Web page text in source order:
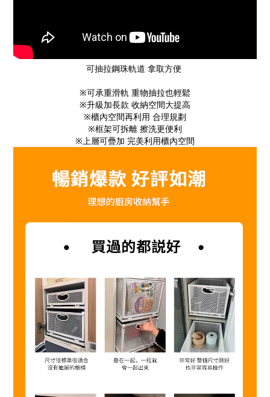
可抽拉鋼珠軌道 拿取方便
※可承重滑軌 重物抽拉也輕鬆
※升級加長款 收納空間大提高
※櫃內空間再利用 合理規劃
※框架可拆離 擦洗更便利
※上層可疊加 完美利用櫃內空間